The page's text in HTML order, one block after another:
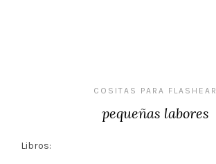
COSITAS PARA FLASHEAR
pequeñas labores
Libros: